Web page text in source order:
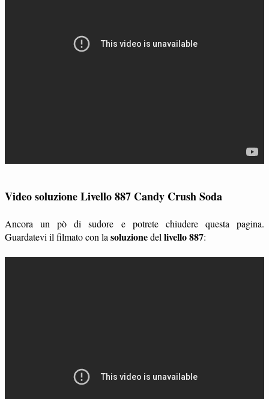
Video soluzione Livello 887 Candy Crush Soda
Ancora un pò di sudore e potrete chiudere questa pagina.
Guardatevi il filmato con la soluzionedel livello 887: